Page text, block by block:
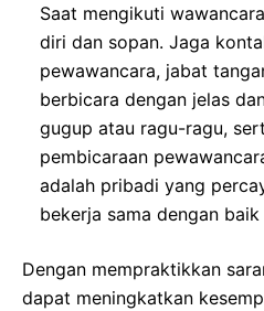
Saat mengikuti
diri dan sopan. Jaga
pewawancara, jabat
berbicara dengan jelas
gugup atau ragu-ragu,
pembicaraan
adalah pribadi yang
bekerja sama dengan
Dengan mempraktikkan
dapat meningkatkan